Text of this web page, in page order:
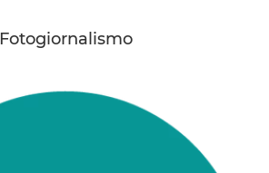
Fotogiornalismo